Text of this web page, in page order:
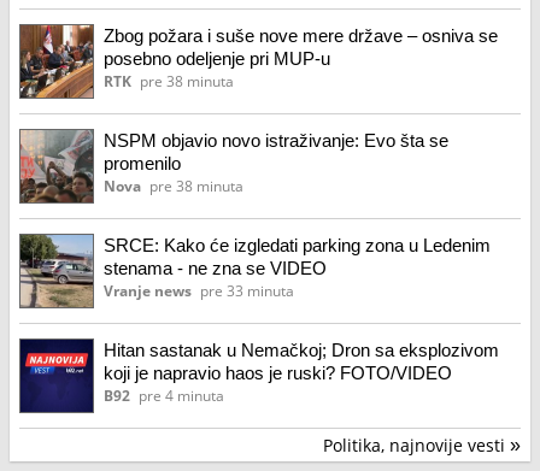
Zbog požara i suše nove mere države – osniva se
posebno odeljenje pri MUP-u
RTK pre 38 minuta
NSPM objavio novo istraživanje: Evo šta se
promenilo
Nova pre 38 minuta
SRCE: Kako će izgledati parking zona u Ledenim
stenama - ne zna se VIDEO
Vranje news pre 33 minuta
Hitan sastanak u Nemačkoj; Dron sa eksplozivom
koji je napravio haos je ruski? FOTO/VIDEO
B92 pre 4 minuta
Politika, najnovije vesti »